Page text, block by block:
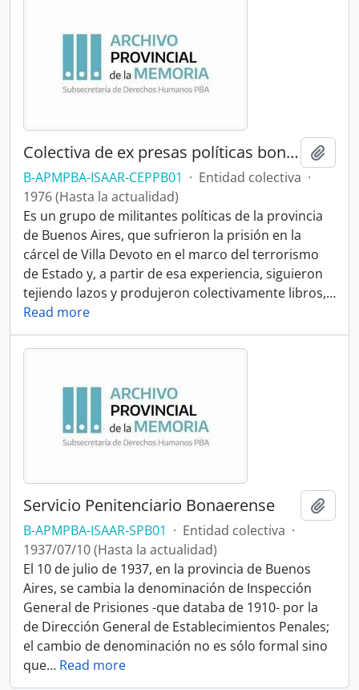
Colectiva de ex presas políticas bonaerenses
B-APMPBA-ISAAR-CEPPB01 · Entidad colectiva ·
1976 (Hasta la actualidad)
Es un grupo de militantes políticas de la provincia
de Buenos Aires, que sufrieron la prisión en la
cárcel de Villa Devoto en el marco del terrorismo
de Estado y, a partir de esa experiencia, siguieron
tejiendo lazos y produjeron colectivamente libros,…
Read more
Servicio Penitenciario Bonaerense
B-APMPBA-ISAAR-SPB01 · Entidad colectiva ·
1937/07/10 (Hasta la actualidad)
El 10 de julio de 1937, en la provincia de Buenos
Aires, se cambia la denominación de Inspección
General de Prisiones -que databa de 1910- por la
de Dirección General de Establecimientos Penales;
el cambio de denominación no es sólo formal sino
que… Read more